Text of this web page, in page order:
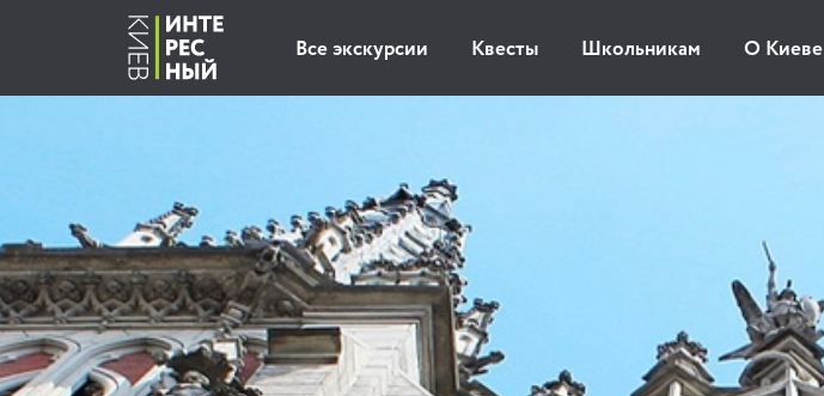
Все экскурсии Квесты Школьникам О Киеве